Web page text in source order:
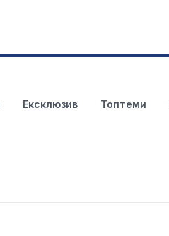
Ексклюзив Топтеми